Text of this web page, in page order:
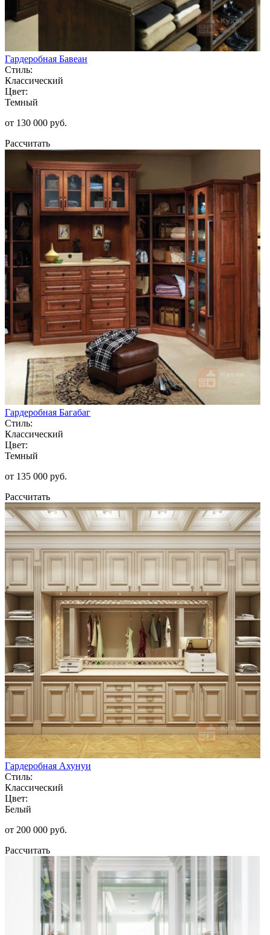
Гардеробная Бавеан
Стиль:
Классический
Цвет:
Темный
от 130 000 руб.
Рассчитать
Гардеробная Багабаг
Стиль:
Классический
Цвет:
Темный
от 135 000 руб.
Рассчитать
Гардеробная Ахунуи
Стиль:
Классический
Цвет:
Белый
от 200 000 руб.
Рассчитать